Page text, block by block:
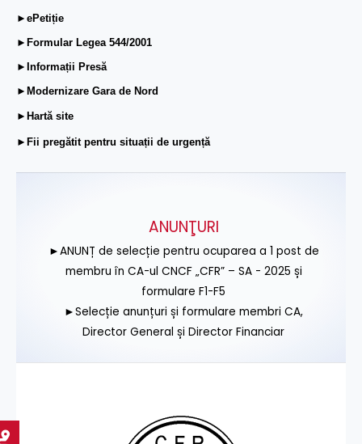
►ePetiție
►Formular Legea 544/2001
►Informații Presă
►Modernizare Gara de Nord
►Hartă site
►Fii pregătit pentru situații de urgență
ANUNŢURI
►ANUNȚ de selecție pentru ocuparea a 1 post de
membru în CA-ul CNCF „CFR” – SA - 2025 și
formulare F1-F5
►Selecție anunțuri și formulare membri CA,
Director General și Director Financiar